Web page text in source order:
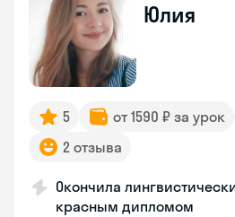
Юлия
5 от 1590 ₽ за урок
2 отзыва
Окончила
красным дипломом